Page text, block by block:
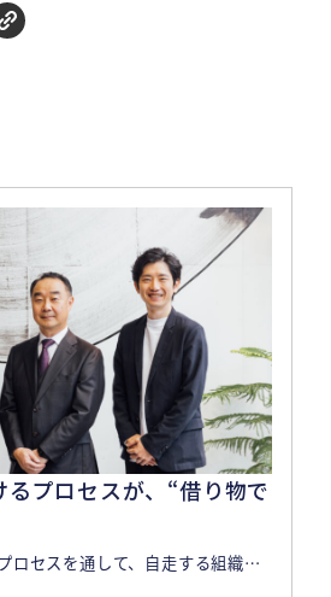
プロセスが、“借り物で
を通して、自走する組織への変革の布石に。